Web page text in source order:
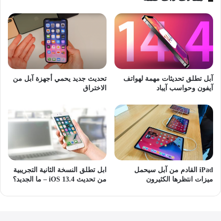
آبل تطلق تحديثات مهمة لهواتف
آيفون وحواسب آيباد
تحديث جديد يحمي أجهزة آبل من
الاختراق
iPad القادم من آبل سيحمل
ميزات انتظرها الكثيرون
ابل تطلق النسخة الثانية التجريبية
من تحديث iOS 13.4 – ما الجديد؟